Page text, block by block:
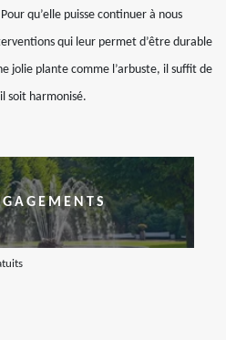
qu’elle puisse continuer à nous
qui leur permet d’être durable
jolie plante comme l’arbuste, il suffit de
soit harmonisé.